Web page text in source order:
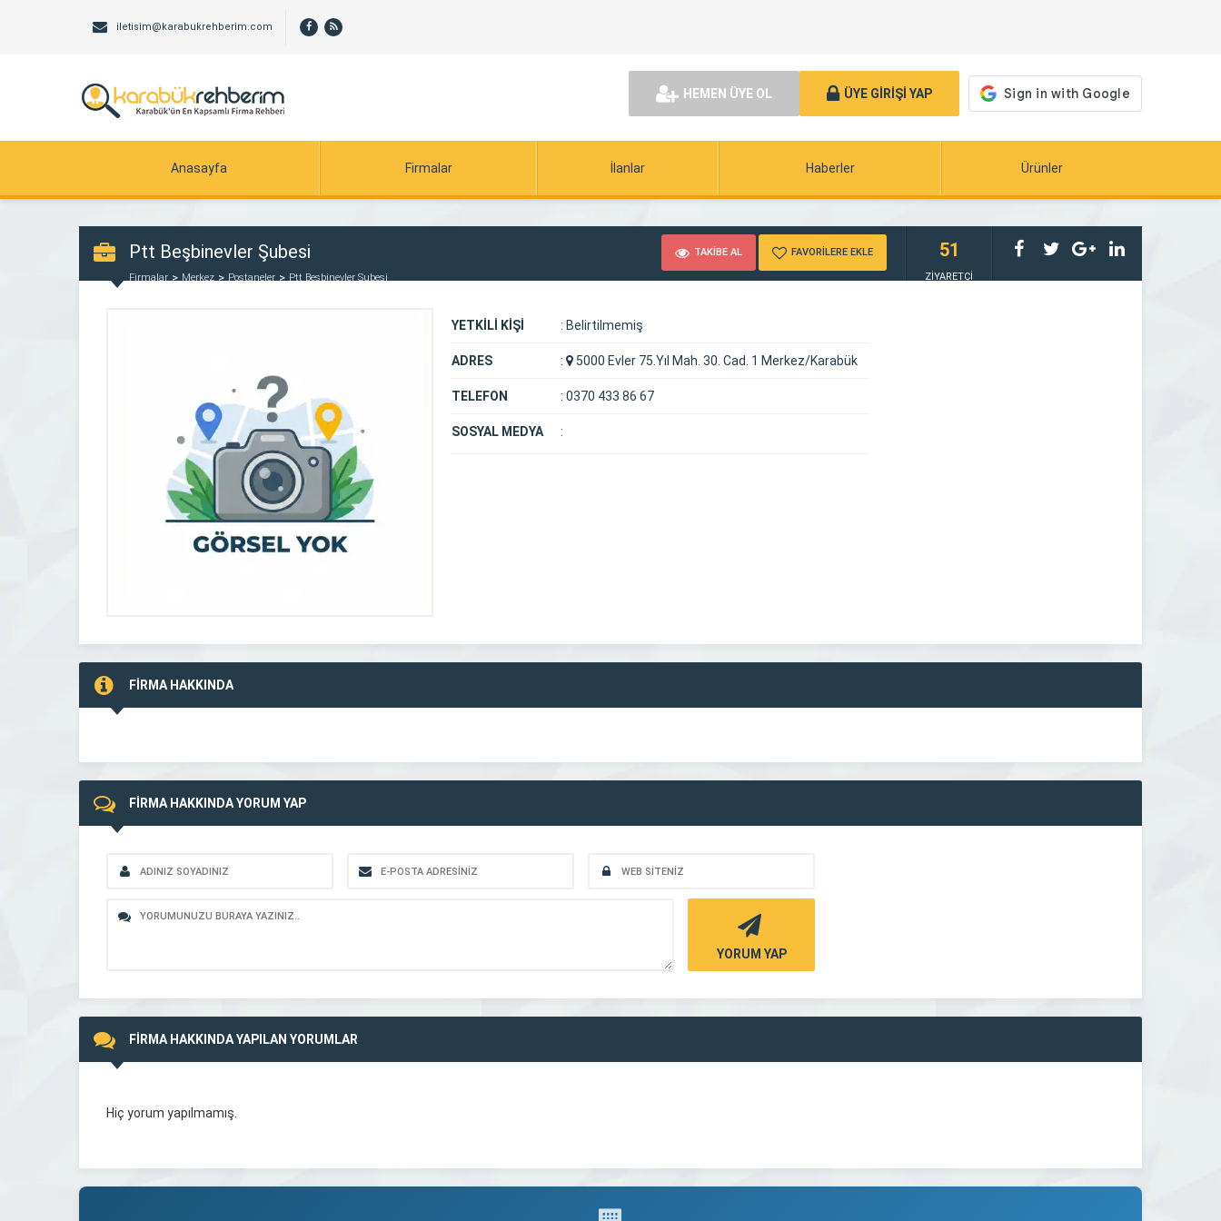
iletisim@karabukrehberim.com
HEMEN ÜYE OL ÜYE GİRİŞİ YAP
Anasayfa Firmalar İlanlar Haberler Ürünler
Ptt Beşbinevler Şubesi
Firmalar Merkez Postaneler Ptt Beşbinevler Şubesi
TAKİBE AL FAVORİLERE EKLE 51
ZİYARETÇİ
YETKİLİ KİŞİ : Belirtilmemiş
ADRES : 5000 Evler 75.Yıl Mah. 30. Cad. 1 Merkez/Karabük
TELEFON : 0370 433 86 67
SOSYAL MEDYA :
FİRMA HAKKINDA
FİRMA HAKKINDA YORUM YAP
YORUM YAP
FİRMA HAKKINDA YAPILAN YORUMLAR
Hiç yorum yapılmamış.